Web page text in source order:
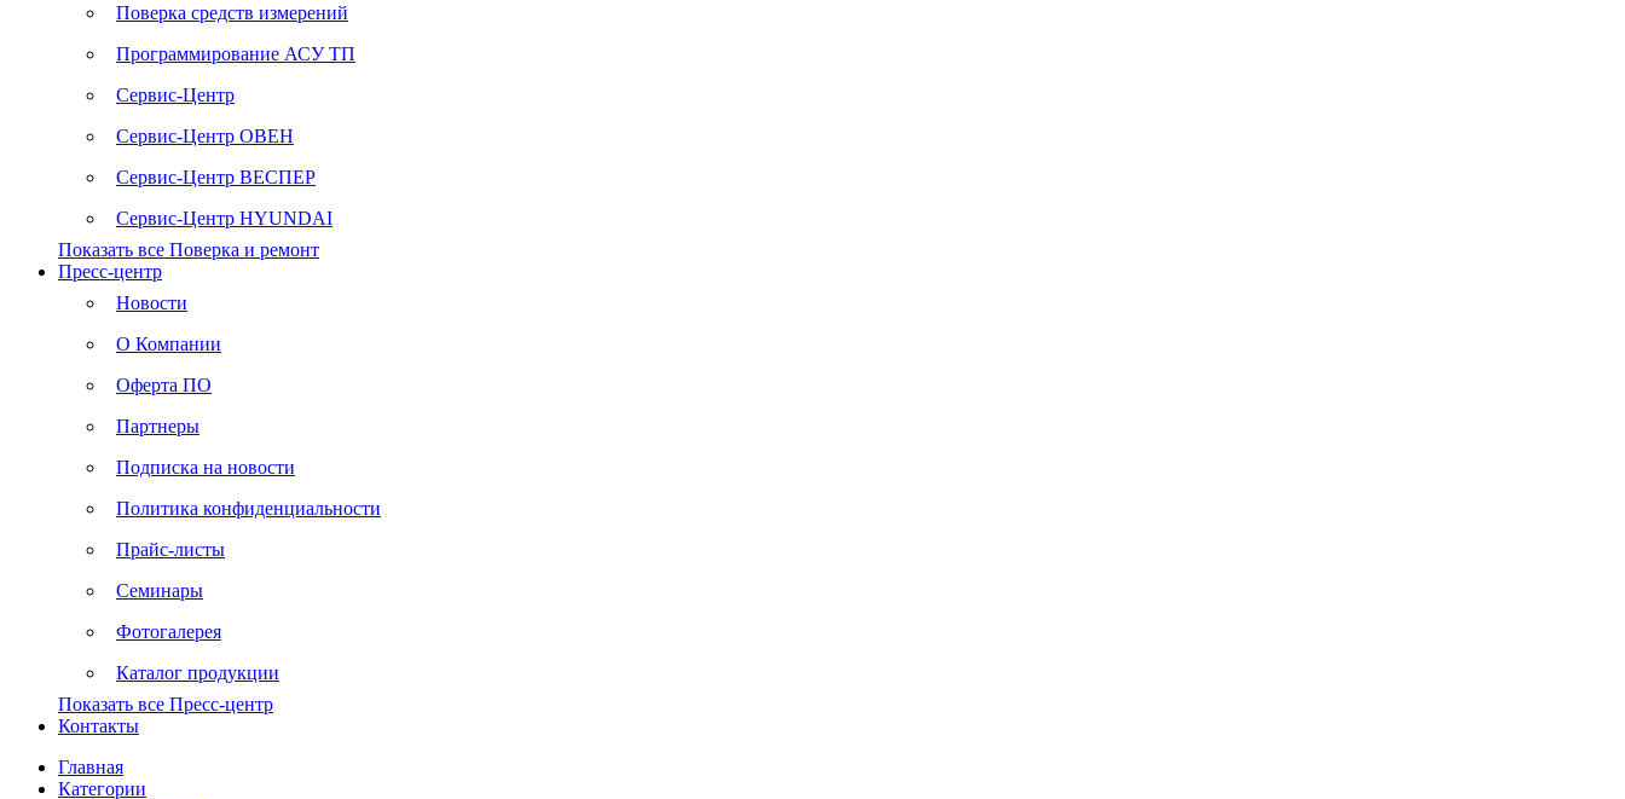
Поверка средств измерений
Программирование АСУ ТП
Сервис-Центр
Сервис-Центр ОВЕН
Сервис-Центр ВЕСПЕР
Сервис-Центр HYUNDAI
Показать все Поверка и ремонт
Пресс-центр
Новости
О Компании
Оферта ПО
Партнеры
Подписка на новости
Политика конфиденциальности
Прайс-листы
Семинары
Фотогалерея
Каталог продукции
Показать все Пресс-центр
Контакты
Главная
Категории